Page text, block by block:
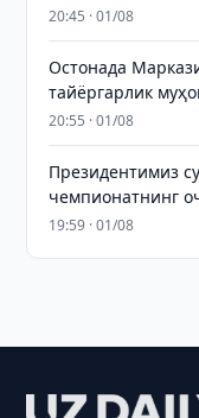
20:45 · 01/08
Остонада
тайёргарлик
20:55 · 01/08
Президентимиз
чемпионатнинг
19:59 · 01/08